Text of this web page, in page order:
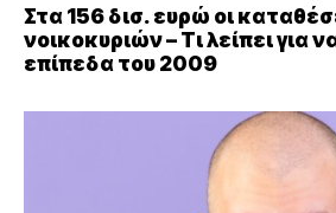
Στα 156 δισ. ευρώ οι
νοικοκυριών – Τι λείπει για
επίπεδα του 2009